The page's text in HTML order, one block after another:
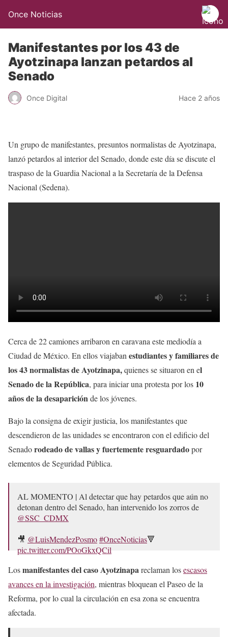
Once Noticias
Manifestantes por los 43 de
Ayotzinapa lanzan petardos al
Senado
Once Digital Hace 2 años
Un grupo de manifestantes, presuntos normalistas de Ayotzinapa,
lanzó petardos al interior del Senado, donde este día se discute el
traspaso de la Guardia Nacional a la Secretaría de la Defensa
Nacional (Sedena).
Cerca de 22 camionesarribaron en caravana este mediodía a
Ciudad de México. En ellos viajabanestudiantes y familiares de
los 43 normalistas de Ayotzinapa,quienes se situaron en el
Senado de la República, para iniciar una protesta por los 10
años de la desapariciónde los jóvenes.
Bajo la consigna de exigir justicia, los manifestantes que
descendieron de las unidades se encontraron con el edificio del
Senadorodeado de vallas y fuertemente resguardadopor
elementos de Seguridad Pública.
AL MOMENTO | Al detectar que hay petardos que aún no
detonan dentro del Senado, han intervenido los zorros de
@SSC_CDMX
🎥 @LuisMendezPosmo#OnceNoticias🔻
pic.twitter.com/POoGkxQCil
— Once Noticias (@OnceNoticiasTV)September 24, 2024
Losmanifestantes del caso Ayotzinapareclaman losescasos
avances en la investigación, mientras bloquean el Paseo de la
Reforma, por lo cual la circulación en esa zona se encuentra
afectada.